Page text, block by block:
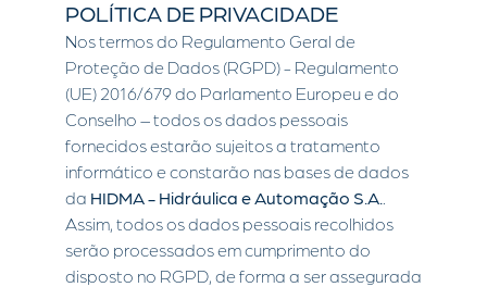
POLÍTICA DE PRIVACIDADE
Nos termos do Regulamento Geral de
Proteção de Dados (RGPD) - Regulamento
(UE) 2016/679 do Parlamento Europeu e do
Conselho – todos os dados pessoais
fornecidos estarão sujeitos a tratamento
informático e constarão nas bases de dados
da HIDMA - Hidráulica e Automação S.A.
Assim, todos os dados pessoais recolhidos
serão processados em cumprimento do
disposto no RGPD, de forma a ser assegurada